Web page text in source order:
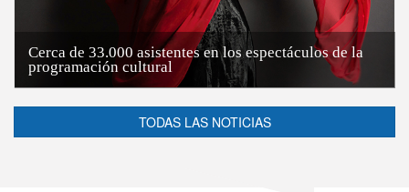
Cerca de 33.000 asistentes en los espectáculos de la
programación cultural
TODAS LAS NOTICIAS